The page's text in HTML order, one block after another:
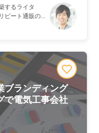
するライタ
ピート通販の...
ブランディング
で電気工事会社